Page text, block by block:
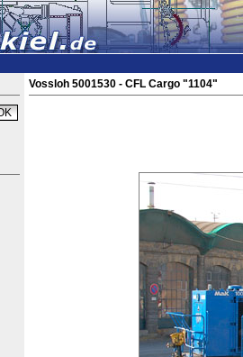
Vossloh 5001530 - CFL Cargo "1104"